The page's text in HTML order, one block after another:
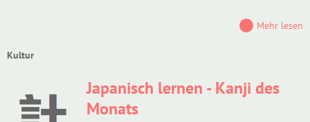
Mehr lesen
Kultur
Japanisch lernen - Kanji des
Monats